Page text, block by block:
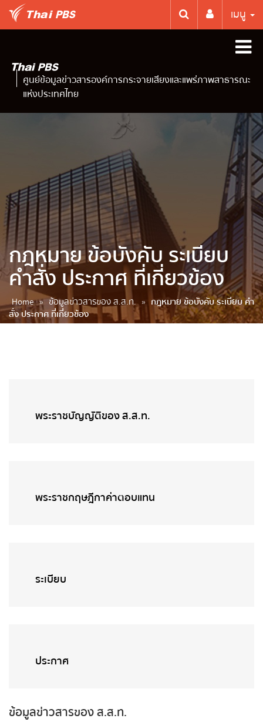
เมนู
ศูนย์ข้อมูลข่าวสารองค์การกระจายเสียงและแพร่ภาพสาธารณะ
แห่งประเทศไทย
กฎหมาย ข้อบังคับ ระเบียบ
คำสั่ง ประกาศ ที่เกี่ยวข้อง
Home » ข้อมูลข่าวสารของ ส.ส.ท. » กฎหมาย ข้อบังคับ ระเบียบ คำ
สั่ง ประกาศ ที่เกี่ยวข้อง
พระราชบัญญัติของ ส.ส.ท.
พระราชกฤษฎีกาค่าตอบแทน
ระเบียบ
ประกาศ
ข้อมูลข่าวสารของ ส.ส.ท.